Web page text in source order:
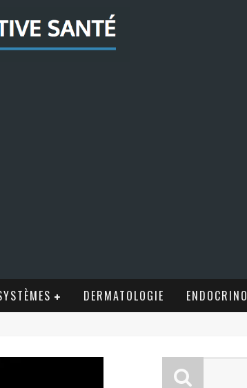
DERMATOLOGIE